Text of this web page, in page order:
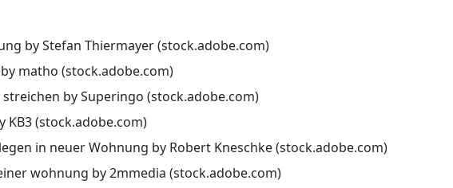
by Stefan Thiermayer (stock.adobe.com)
matho (stock.adobe.com)
by Superingo (stock.adobe.com)
KB3 (stock.adobe.com)
in neuer Wohnung by Robert Kneschke (stock.adobe.com)
wohnung by 2mmedia (stock.adobe.com)